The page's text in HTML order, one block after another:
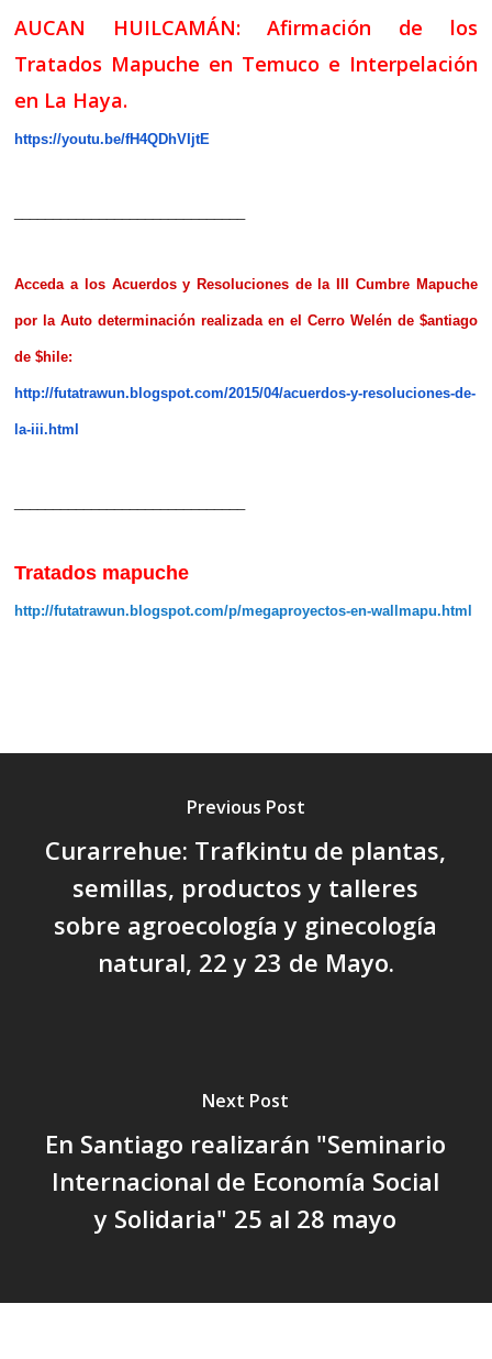
AUCAN
HUILCAMÁN: Afirmación de los
Tratados Mapuche en Temuco e Interpelación
en La Haya.
https://youtu.be/fH4QDhVIjtE
Acceda a los Acuerdos y Resoluciones de la III Cumbre Mapuche
por la Auto determinación realizada en el Cerro Welén de $antiago
de $hile:
http://futatrawun.blogspot.com/2015/04/acuerdos-y-resoluciones-de-
la-iii.html
Tratados mapuche
http://futatrawun.blogspot.com/p/megaproyectos-en-wallmapu.html
Previous Post
Curarrehue: Trafkintu de plantas,
semillas, productos y talleres
sobre agroecología y ginecología
natural, 22 y 23 de Mayo.
Next Post
En Santiago realizarán "Seminario
Internacional de Economía Social
y Solidaria" 25 al 28 mayo